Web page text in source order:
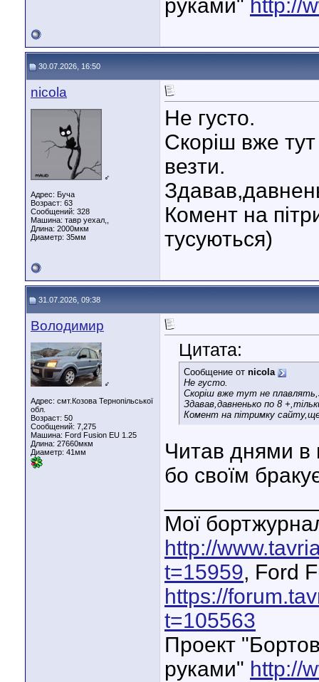
руками" http://
30.07.2026, 16:50
nicola
♂
Адрес: Буча
Возраст: 63
Сообщений: 328
Машина: тавр уехал,,
Длина: 2000мкм
Диаметр: 35мм
Не густо.
Скоріш вже
везти.
Комент на
тусуються)
31.07.2026, 09:38
Володимир
♂
Адрес: смт.Козова Тернопільської
обл.
Возраст: 50
Сообщений: 7,275
Машина: Ford Fusion EU 1.25
Длина: 27660мкм
Диаметр: 41мм
Цитата:
Сообщение от nicola
Не густо.
Скоріш вже тут не
Здавав,давненько по 8
Комент на пітримку
Читав днями в
бо своїм
Мої
http://
t=15959, Ford
https://
t=105563
Проект
руками" http://